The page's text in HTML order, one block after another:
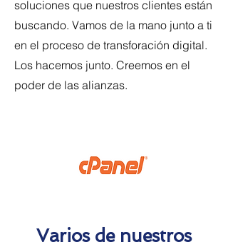
soluciones que nuestros clientes están
buscando. Vamos de la mano junto a ti
en el proceso de transforación digital.
Los hacemos junto. Creemos en el
poder de las alianzas.
Varios de nuestros